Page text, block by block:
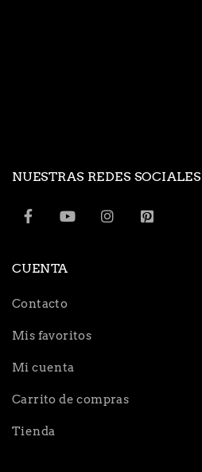
NUESTRAS REDES SOCIALES
CUENTA
Contacto
Mis favoritos
Mi cuenta
Carrito de compras
Tienda